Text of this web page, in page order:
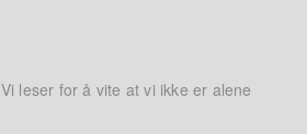
Vi leser for å vite at vi ikke er alene